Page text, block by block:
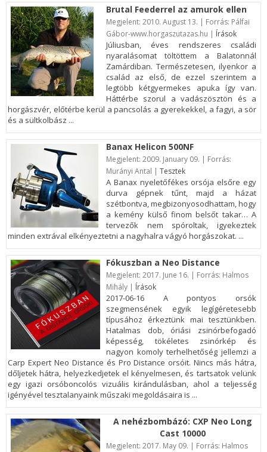
Brutal Feederrel az amurok ellen
Megjelent: 2010. August 13. | Forrás: Pálfai
Gábor-www.horgaszutazas.hu | Írások
Júliusban, éves rendszeres családi
nyaralásomat töltöttem a Balatonnál
Zamárdiban. Természetesen, ilyenkor a
család az első, de ezzel szerintem a
legtöbb kétgyermekes apuka így van.
Háttérbe szorul a vadászösztön és a
horgászvér, előtérbe kerül a pancsolás a gyerekekkel, a fagyi, a sör
és a sültkolbász ...
Banax Helicon 500NF
Megjelent: 2009. January 09. | Forrás:
Murányi Antal | Tesztek
A Banax nyeletőfékes orsója elsőre egy
durva gépnek tűnt, majd a házat
szétbontva, megbizonyosodhattam, hogy
a kemény külső finom belsőt takar… A
tervezők nem spóroltak, igyekeztek
minden extrával elkényeztetni a nagyhalra vágyó horgászokat. ...
Fókuszban a Neo Distance
Megjelent: 2017. June 16. | Forrás: Halmos
Mihály | Írások
2017-06-16 A pontyos orsók
szegmensének egyik legígéretesebb
típusához érkeztünk mai tesztünkben.
Hatalmas dob, óriási zsinórbefogadó
képesség, tökéletes zsinórkép és
nagyon komoly terhelhetőség jellemzi a
Carp Expert Neo Distance és Pro Distance orsóit. Nincs más hátra,
dőljetek hátra, helyezkedjetek el kényelmesen, és tartsatok velünk
egy igazi orsóboncolós vizuális kirándulásban, ahol a teljesség
igényével tesztalanyaink műszaki megoldásaira is ...
A nehézbombázó: CXP Neo Long
Cast 10000
Megjelent: 2017. May 09. | Forrás: Halmos